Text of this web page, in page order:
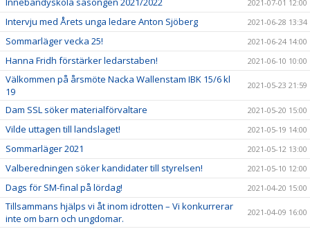
2021-07-01 12:00
Intervju med Årets unga ledare Anton Sjöberg 2021-06-28 13:34
Sommarläger vecka 25! 2021-06-24 14:00
Hanna Fridh förstärker ledarstaben! 2021-06-10 10:00
Välkommen på årsmöte Nacka Wallenstam IBK 15/6 kl
19
2021-05-23 21:59
Dam SSL söker materialförvaltare 2021-05-20 15:00
Vilde uttagen till landslaget! 2021-05-19 14:00
Sommarläger 2021 2021-05-12 13:00
Valberedningen söker kandidater till styrelsen! 2021-05-10 12:00
Dags för SM-final på lördag! 2021-04-20 15:00
Tillsammans hjälps vi åt inom idrotten – Vi konkurrerar
inte om barn och ungdomar.
2021-04-09 16:00